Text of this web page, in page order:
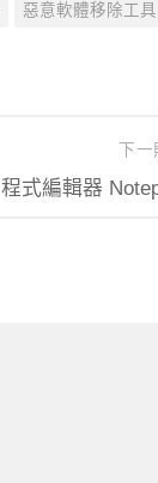
惡意軟體移除工具
下一
程式編輯器